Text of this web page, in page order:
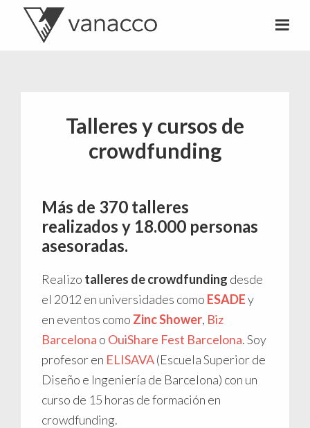
Talleres y cursos de
crowdfunding
Más de 370 talleres
realizados y 18.000 personas
asesoradas.
Realizo talleres de crowdfunding desde
el 2012 en universidades como ESADEy
en eventos como Zinc Shower, Biz
Barcelona o OuiShare Fest Barcelona. Soy
profesor en ELISAVA(Escuela Superior de
Diseño e Ingeniería de Barcelona) con un
curso de 15 horas de formación en
crowdfunding.